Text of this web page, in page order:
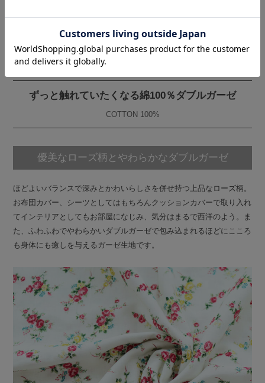
ずっと触れていたくなる綿100％ダブルガーゼ
COTTON 100%
優美なローズ柄とやわらかなダブルガーゼ
ほどよいバランスで深みとかわいらしさを併せ持つ上品なローズ柄。
お布団カバー、シーツとしてはもちろんクッションカバーで取り入れ
てインテリアとしてもお部屋になじみ、気分はまるで西洋のよう。ま
た、ふわふわでやわらかいダブルガーゼで包み込まれるほどにこころ
も身体にも癒しを与えるガーゼ生地です。